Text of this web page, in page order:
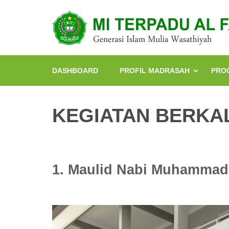
DASHBOARD PROFIL MADRASAH
KEGIATAN
1. Maulid Nabi